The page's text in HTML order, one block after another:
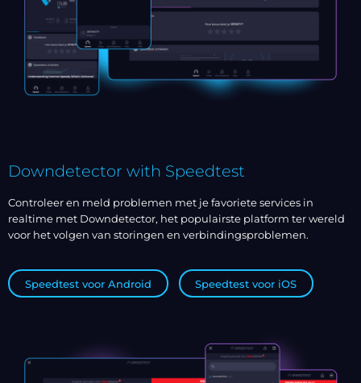
Downdetector with Speedtest
Controleer en meld problemen met je favoriete services in
realtime met Downdetector, het populairste platform ter wereld
voor het volgen van storingen en verbindingsproblemen.
Speedtest voor Android Speedtest voor iOS